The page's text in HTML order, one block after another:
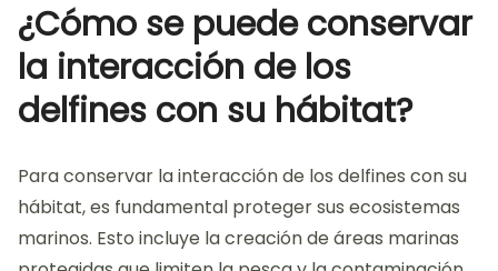
¿Cómo se puede conservar
la interacción de los
delfines con su hábitat?
Para conservar la interacción de los delfines con su
hábitat, es fundamental proteger sus ecosistemas
marinos. Esto incluye la creación de áreas marinas